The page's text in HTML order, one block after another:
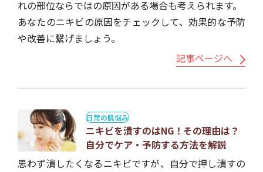
れの部位ならではの原因がある場合も考えられます。
あなたのニキビの原因をチェックして、効果的な予防
や改善に繋げましょう。
記事ページへ
日常の肌悩み
ニキビを潰すのはNG！その理由は？
自分でケア・予防する方法を解説
思わず潰したくなるニキビですが、自分で押し潰すの